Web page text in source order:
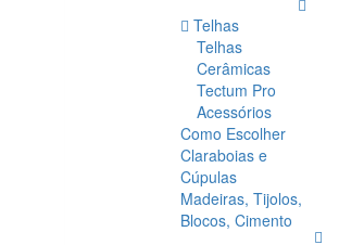
Telhas
Telhas
Cerâmicas
Tectum Pro
Acessórios
Como Escolher
Claraboias e
Cúpulas
Madeiras, Tijolos,
Blocos, Cimento